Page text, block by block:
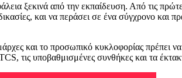
ξεκινά από την εκπαίδευση. Από τις
και να περάσει σε ένα σύγχρονο και
και το προσωπικό κυκλοφορίας πρέπει
τις υποβαθμισμένες συνθήκες και τα